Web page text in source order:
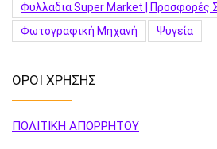
Φυλλάδια Super Market | Προσφορές
Φωτογραφική Μηχανή
Ψυγεία
ΟΡΟΙ ΧΡΗΣΗΣ
ΠΟΛΙΤΙΚΗ ΑΠΟΡΡΗΤΟΥ